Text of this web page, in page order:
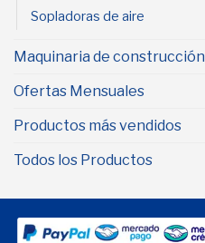
Sopladoras de aire
Maquinaria de construcción
Ofertas Mensuales
Productos más vendidos
Todos los Productos